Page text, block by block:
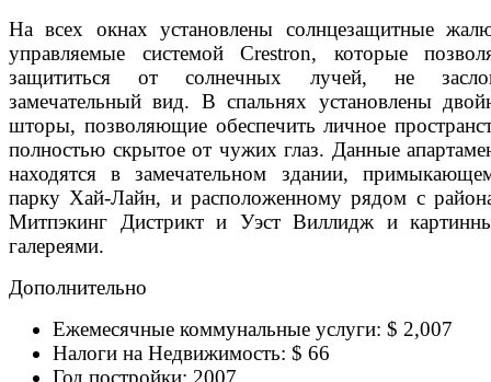
На всех окнах установлены солнцезащитные
управляемые системой Crestron, которые
защититься от солнечных лучей, не
замечательный вид. В спальнях установлены
шторы, позволяющие обеспечить личное
полностью скрытое от чужих глаз. Данные
находятся в замечательном здании,
парку Хай-Лайн, и расположенному рядом с
Митпэкинг Дистрикт и Уэст Виллидж и
галереями.
Дополнительно
Ежемесячные коммунальные услуги: $ 2,007
Налоги на Недвижимость: $ 66
Год постройки: 2007